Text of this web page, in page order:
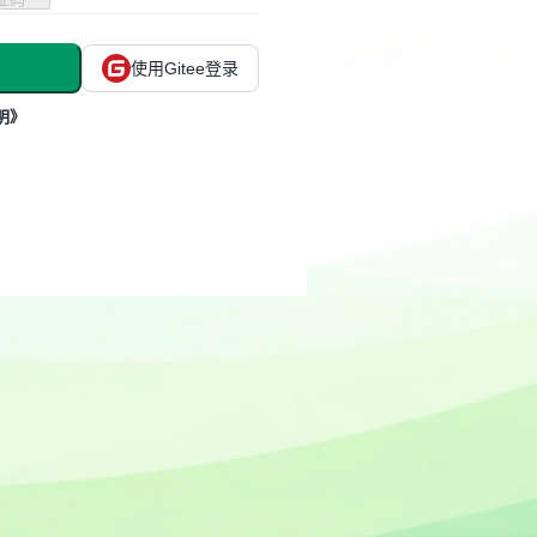
使用Gitee登录
》